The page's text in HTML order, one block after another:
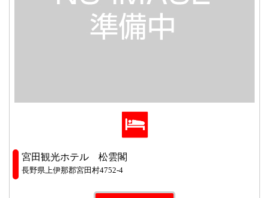
宮田観光ホテル 松雲閣
長野県上伊那郡宮田村4752-4